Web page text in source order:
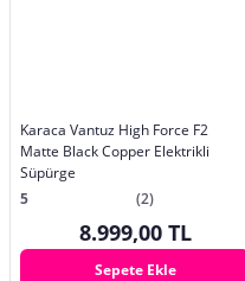
Karaca Vantuz High Force F2
Matte Black Copper Elektrikli
Süpürge
5
(2)
8.999,00 TL
Sepete Ekle